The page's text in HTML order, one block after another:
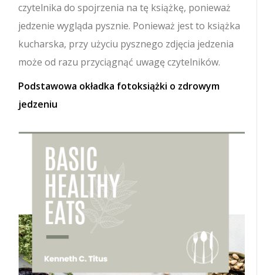
czytelnika do spojrzenia na tę książkę, ponieważ
jedzenie wygląda pysznie. Ponieważ jest to książka
kucharska, przy użyciu pysznego zdjęcia jedzenia
może od razu przyciągnąć uwagę czytelników.
Podstawowa okładka fotoksiążki o zdrowym
jedzeniu